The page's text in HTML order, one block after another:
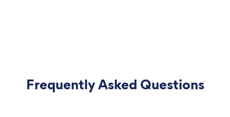
Frequently Asked Questions